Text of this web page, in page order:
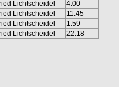
Lichtscheidel
4:00
Lichtscheidel
11:45
Lichtscheidel
1:59
Lichtscheidel 22:18